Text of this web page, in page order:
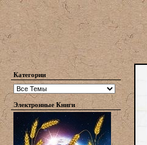
Категории
Электронные Книги